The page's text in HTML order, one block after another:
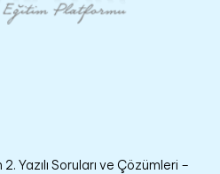
2. Yazılı Soruları ve Çözümleri –